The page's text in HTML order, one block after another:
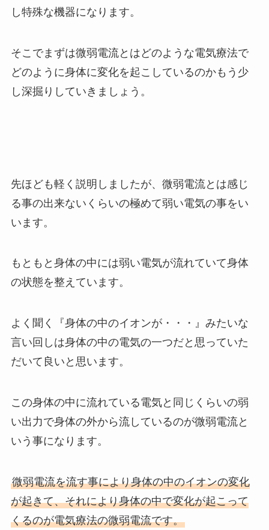
し特殊な機器になります。
そこでまずは微弱電流とはどのような電気療法で
どのように身体に変化を起こしているのかもう少
し深掘りしていきましょう。
先ほども軽く説明しましたが、微弱電流とは感じ
る事の出来ないくらいの極めて弱い電気の事をい
います。
もともと身体の中には弱い電気が流れていて身体
の状態を整えています。
よく聞く『身体の中のイオンが・・・』みたいな
言い回しは身体の中の電気の一つだと思っていた
だいて良いと思います。
この身体の中に流れている電気と同じくらいの弱
い出力で身体の外から流しているのが微弱電流と
いう事になります。
微弱電流を流す事により身体の中のイオンの変化
が起きて、それにより身体の中で変化が起こって
くるのが電気療法の微弱電流です。